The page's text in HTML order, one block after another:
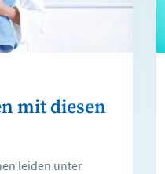
mit diesen
leiden unter